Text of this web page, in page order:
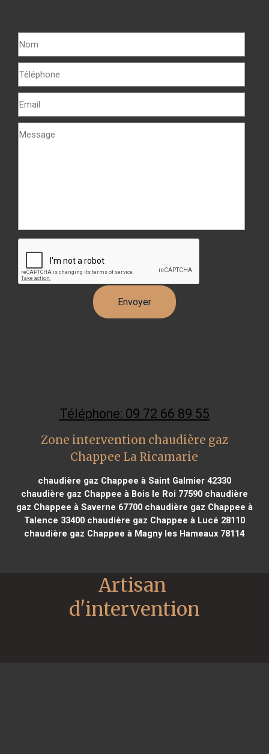
Téléphone: 09 72 66 89 55
Zone intervention chaudière gaz
Chappee La Ricamarie
chaudière gaz Chappee à Saint Galmier 42330
chaudière gaz Chappee à Bois le Roi 77590chaudière
gaz Chappee à Saverne 67700chaudière gaz Chappee à
Talence 33400chaudière gaz Chappee à Lucé 28110
chaudière gaz Chappee à Magny les Hameaux 78114
Artisan
d'intervention